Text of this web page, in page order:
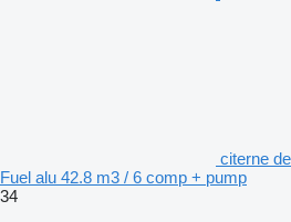
citerne
Fuel alu 42.8 m3 / 6 comp + pump
34